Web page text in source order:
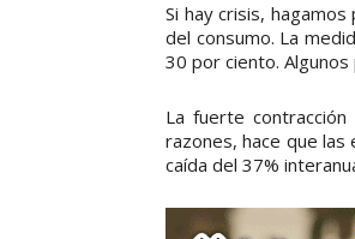
Si hay crisis,
del consumo. La
30 por ciento.
La fuerte
razones, hace que
caída del 37%